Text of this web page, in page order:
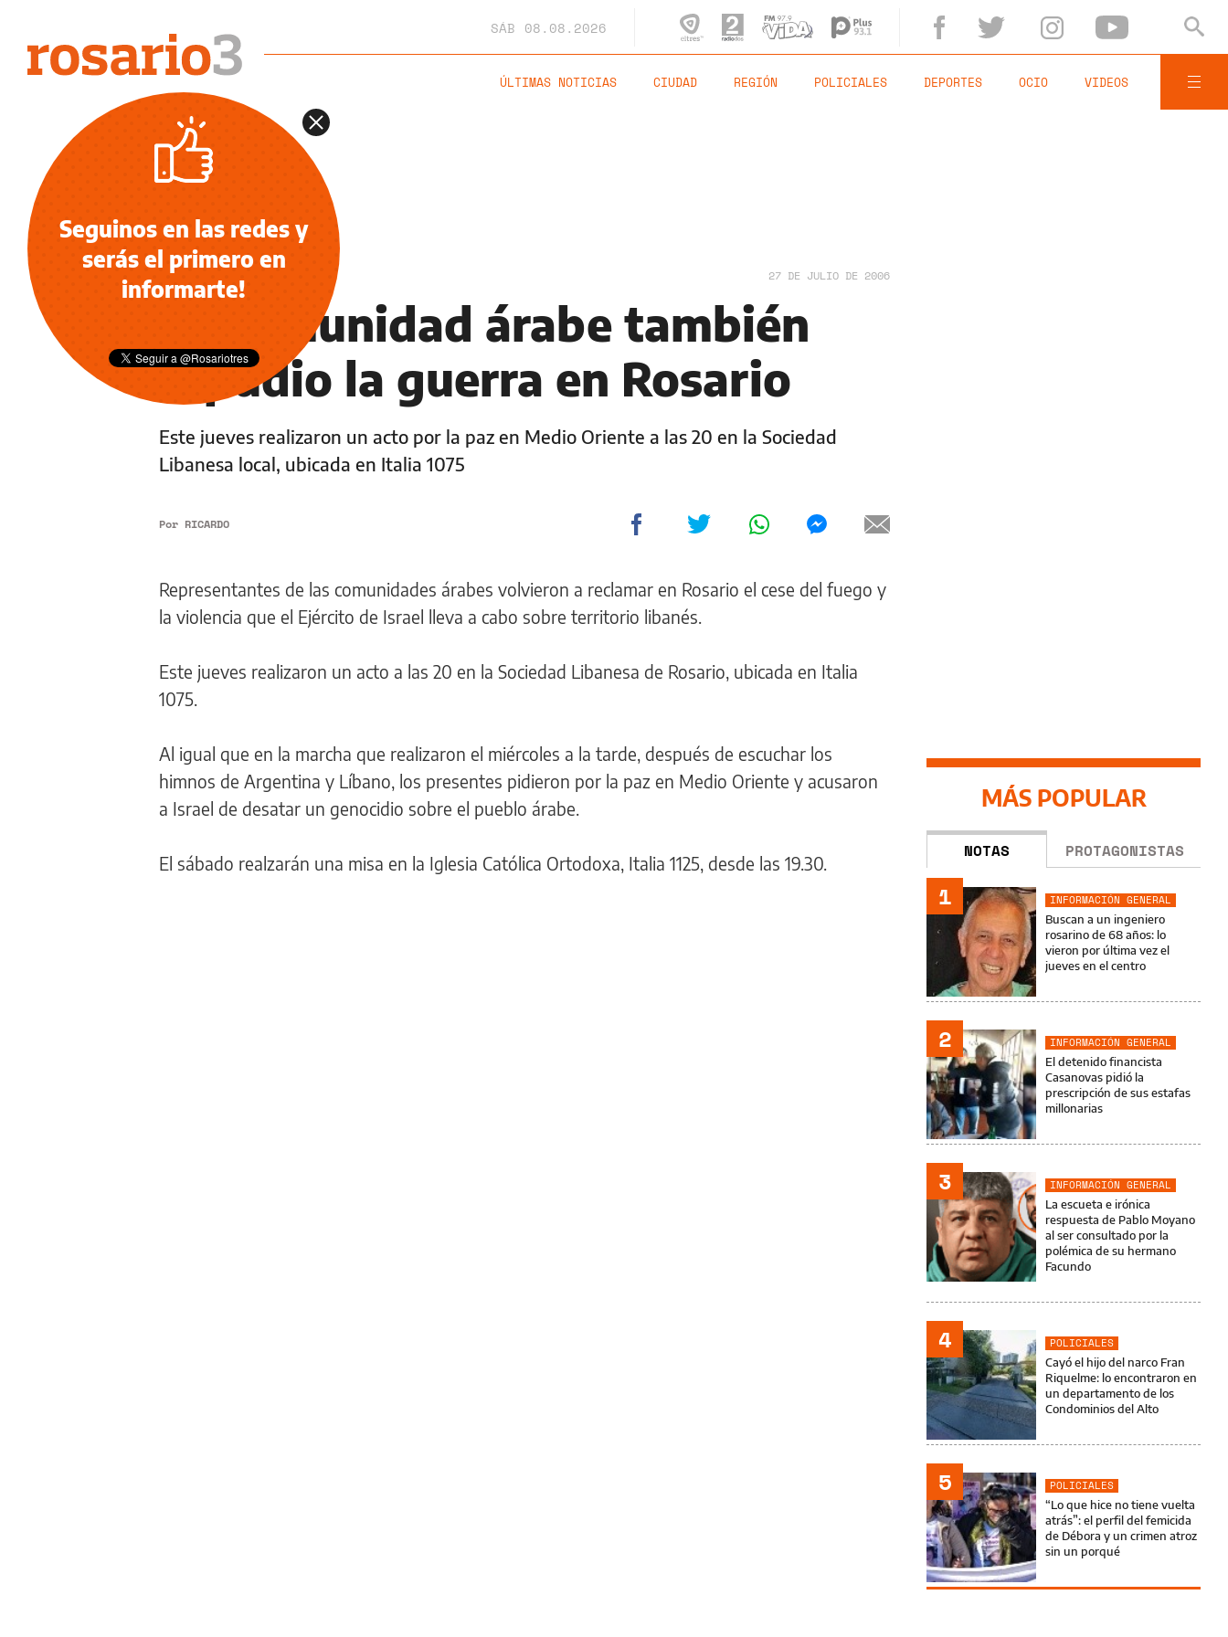
SÁB 08.08.2026
ÚLTIMAS NOTICIAS CIUDAD REGIÓN POLICIALES DEPORTES OCIO VIDEOS
NOTICIAS 27 DE JULIO DE 2006
La comunidad árabe también
repudio la guerra en Rosario
Este jueves realizaron un acto por la paz en Medio Oriente a las 20 en la Sociedad
Libanesa local, ubicada en Italia 1075
Por RICARDO
Representantes de las comunidades árabes volvieron a reclamar en Rosario el cese del fuego y
la violencia que el Ejército de Israel lleva a cabo sobre territorio libanés.
Este jueves realizaron un acto a las 20 en la Sociedad Libanesa de Rosario, ubicada en Italia
1075.
Al igual que en la marcha que realizaron el miércoles a la tarde, después de escuchar los
himnos de Argentina y Líbano, los presentes pidieron por la paz en Medio Oriente y acusaron
a Israel de desatar un genocidio sobre el pueblo árabe.
El sábado realzarán una misa en la Iglesia Católica Ortodoxa, Italia 1125, desde las 19.30.
MÁS POPULAR
NOTAS PROTAGONISTAS
1
INFORMACIÓN GENERAL
Buscan a un ingeniero
rosarino de 68 años: lo
vieron por última vez el
jueves en el centro
2
INFORMACIÓN GENERAL
El detenido financista
Casanovas pidió la
prescripción de sus estafas
millonarias
3
INFORMACIÓN GENERAL
La escueta e irónica
respuesta de Pablo Moyano
al ser consultado por la
polémica de su hermano
Facundo
4
POLICIALES
Cayó el hijo del narco Fran
Riquelme: lo encontraron en
un departamento de los
Condominios del Alto
5
POLICIALES
“Lo que hice no tiene vuelta
atrás”: el perfil del femicida
de Débora y un crimen atroz
sin un porqué
Seguinos en las redes y
serás el primero en
informarte!